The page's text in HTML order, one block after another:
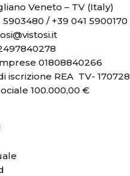
Veneto – TV (Italy)
5903480 / +39 041 5900170
01808840266
iscrizione REA TV- 170728
100.000,00 €